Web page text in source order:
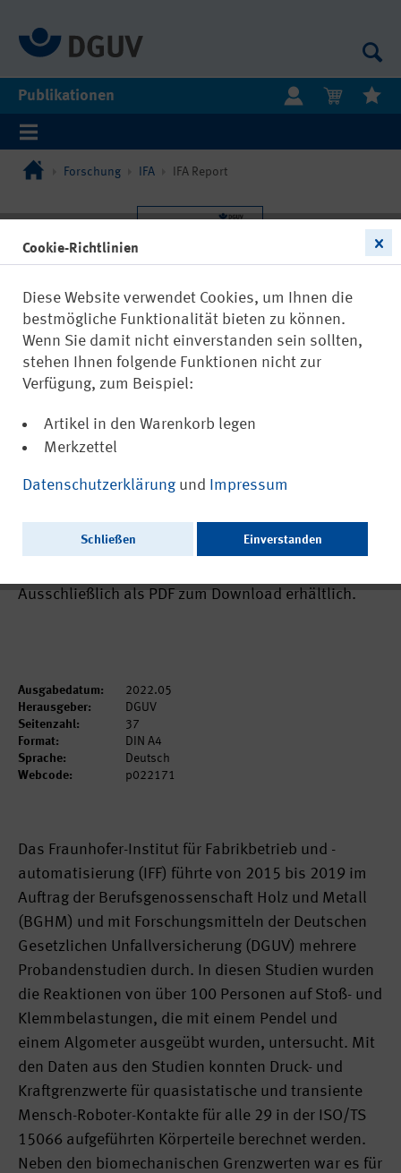
Publikationen
Forschung IFA IFA Report
biomechanischer Korridore zur Bewertung
von mechanischen Gefährdungen
Ausschließlich als PDF zum Download erhältlich.
Ausgabedatum:
2022.05
Herausgeber:
DGUV
Seitenzahl:
37
Format:
DIN A4
Sprache:
Deutsch
Webcode:
p022171
Das Fraunhofer-Institut für Fabrikbetrieb und -
automatisierung (IFF) führte von 2015 bis 2019 im
Auftrag der Berufsgenossenschaft Holz und Metall
(BGHM) und mit Forschungsmitteln der Deutschen
Gesetzlichen Unfallversicherung (DGUV) mehrere
Probandenstudien durch. In diesen Studien wurden
die Reaktionen von über 100 Personen auf Stoß- und
Klemmbelastungen, die mit einem Pendel und
einem Algometer ausgeübt wurden, untersucht. Mit
den Daten aus den Studien konnten Druck- und
Kraftgrenzwerte für quasistatische und transiente
Mensch-Roboter-Kontakte für alle 29 in der ISO/TS
15066 aufgeführten Körperteile berechnet werden.
Neben den biomechanischen Grenzwerten war es für
Cookie-Richtlinien
Diese Website verwendet Cookies, um Ihnen die
bestmögliche Funktionalität bieten zu können.
Wenn Sie damit nicht einverstanden sein sollten,
stehen Ihnen folgende Funktionen nicht zur
Verfügung, zum Beispiel:
Artikel in den Warenkorb legen
Merkzettel
Datenschutzerklärung und Impressum
Schließen Einverstanden